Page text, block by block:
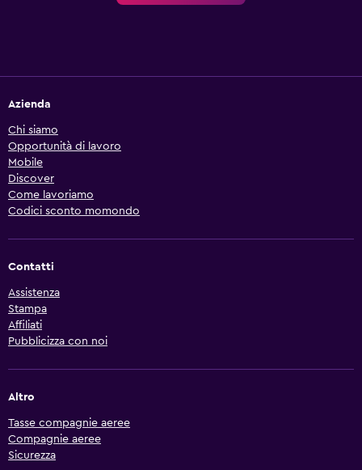
Azienda
Chi siamo
Opportunità di lavoro
Mobile
Discover
Come lavoriamo
Codici sconto momondo
Contatti
Assistenza
Stampa
Affiliati
Pubblicizza con noi
Altro
Tasse compagnie aeree
Compagnie aeree
Sicurezza